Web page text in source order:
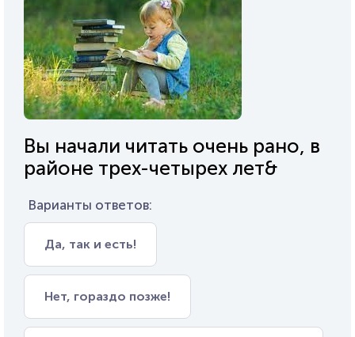
Вы начали читать очень рано, в
районе трех-четырех лет&
Варианты ответов:
Да, так и есть!
Нет, гораздо позже!